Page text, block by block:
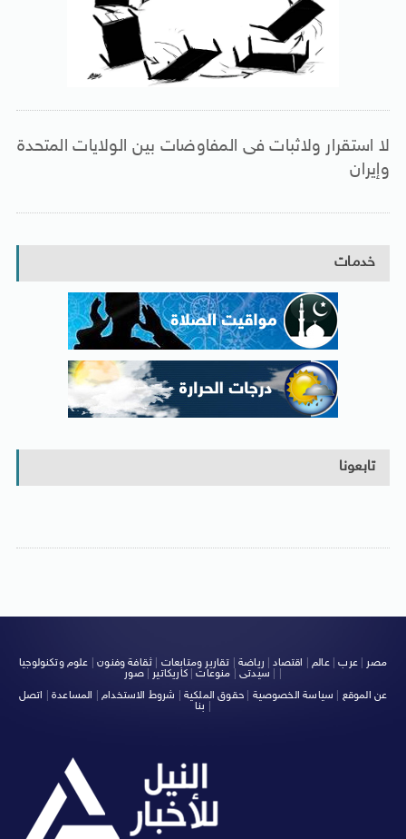
لا استقرار ولاثبات فى المفاوضات بين الولايات المتحدة
وإيران
خدمات
تابعونا
مصر |عرب|عالم| اقتصاد| رياضة تقارير ومتابعات ثقافة وفنون| علوم وتكنولوجيا
سيدتى| منوعات|كاريكاتير |صور
عن الموقع
سياسة الخصوصية حقوق الملكية شروط الاستخدام المساعدة
اتصل
بنا